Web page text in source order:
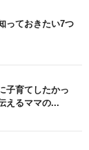
っておきたい7つ
子育てしたかっ
えるママの...